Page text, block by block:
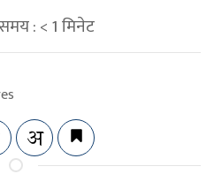
:< 1मिनेट